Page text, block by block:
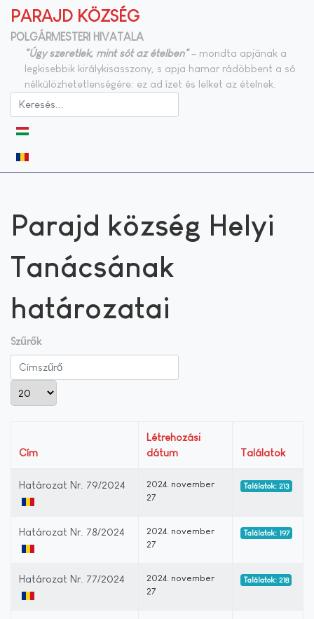
PARAJD KÖZSÉG
POLGÁRMESTERI HIVATALA
"Úgy szeretlek, mint sót az ételben"– mondta apjának a
legkisebbik királykisasszony, s apja hamar rádöbbent a só
nélkülözhetetlenségére: ez ad ízet és lelket az ételnek.
Parajd község Helyi
Tanácsának
határozatai
Szűrők
Címszűrő
Tételek #
Cím
Létrehozási
dátum
Találatok
Határozat Nr. 79/2024
2024. november
27
Találatok: 213
Határozat Nr. 78/2024
2024. november
27
Találatok: 197
Határozat Nr. 77/2024
2024. november
27
Találatok: 218